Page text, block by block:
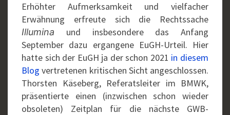
Erhöhter Aufmerksamkeit und vielfacher
Erwähnung erfreute sich die Rechtssache
Illumina und insbesondere das Anfang
September dazu ergangene EuGH-Urteil. Hier
hatte sich der EuGH ja der schon 2021 in diesem
Blog vertretenen kritischen Sicht angeschlossen.
Thorsten Käseberg, Referatsleiter im BMWK,
präsentierte einen (inzwischen schon wieder
obsoleten) Zeitplan für die nächste GWB-